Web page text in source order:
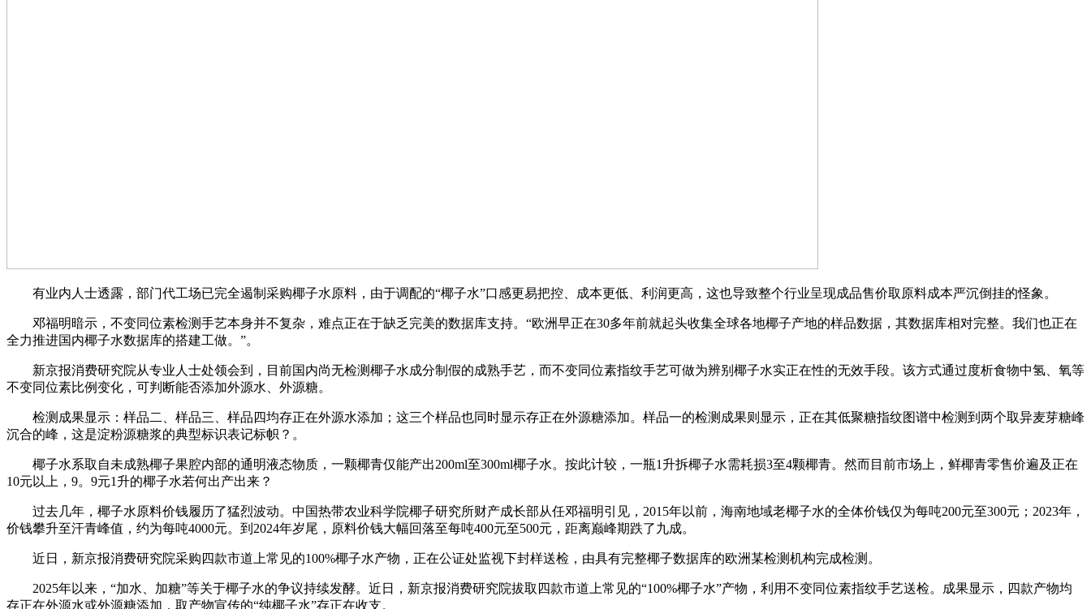
有业内人士透露，部门代工场已完全遏制采购椰子水原料，由于调配的“椰子水”口感更易把控、成本更低、利润更高，这也导致整个行业呈现成品售价取原料成本严沉倒挂的怪象。
邓福明暗示，不变同位素检测手艺本身并不复杂，难点正在于缺乏完美的数据库支持。“欧洲早正在30多年前就起头收集全球各地椰子产地的样品数据，其数据库相对完整。我们也正在
全力推进国内椰子水数据库的搭建工做。”。
新京报消费研究院从专业人士处领会到，目前国内尚无检测椰子水成分制假的成熟手艺，而不变同位素指纹手艺可做为辨别椰子水实正在性的无效手段。该方式通过度析食物中氢、氧等
不变同位素比例变化，可判断能否添加外源水、外源糖。
检测成果显示：样品二、样品三、样品四均存正在外源水添加；这三个样品也同时显示存正在外源糖添加。样品一的检测成果则显示，正在其低聚糖指纹图谱中检测到两个取异麦芽糖峰
沉合的峰，这是淀粉源糖浆的典型标识表记标帜？。
椰子水系取自未成熟椰子果腔内部的通明液态物质，一颗椰青仅能产出200ml至300ml椰子水。按此计较，一瓶1升拆椰子水需耗损3至4颗椰青。然而目前市场上，鲜椰青零售价遍及正在
10元以上，9。9元1升的椰子水若何出产出来？
过去几年，椰子水原料价钱履历了猛烈波动。中国热带农业科学院椰子研究所财产成长部从任邓福明引见，2015年以前，海南地域老椰子水的全体价钱仅为每吨200元至300元；2023年，
价钱攀升至汗青峰值，约为每吨4000元。到2024年岁尾，原料价钱大幅回落至每吨400元至500元，距离巅峰期跌了九成。
近日，新京报消费研究院采购四款市道上常见的100%椰子水产物，正在公证处监视下封样送检，由具有完整椰子数据库的欧洲某检测机构完成检测。
2025年以来，“加水、加糖”等关于椰子水的争议持续发酵。近日，新京报消费研究院拔取四款市道上常见的“100%椰子水”产物，利用不变同位素指纹手艺送检。成果显示，四款产物均
存正在外源水或外源糖添加，取产物宣传的“纯椰子水”存正在收支。